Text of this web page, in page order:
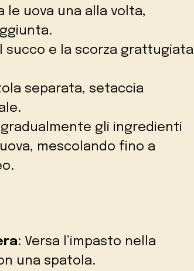
le uova una alla volta,
succo e la scorza grattugiata
separata, setaccia
gradualmente gli ingredienti
mescolando fino a
: Versa l’impasto nella
una spatola.